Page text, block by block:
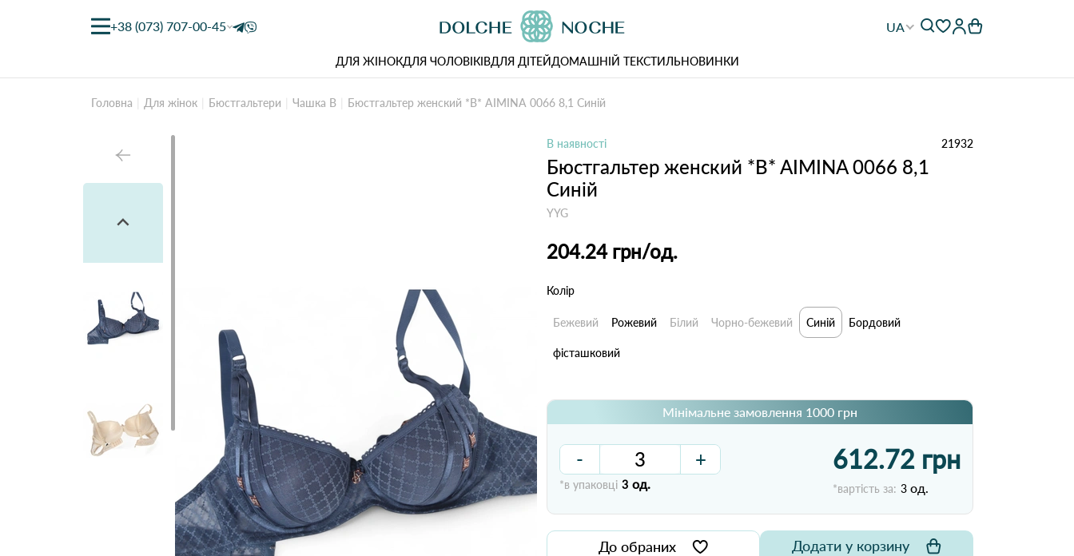
+38 (073) 707-00-45 UA
ДЛЯ ЖІНОКДЛЯ ЧОЛОВІКІВДЛЯ ДІТЕЙДОМАШНІЙ ТЕКСТИЛЬНОВИНКИ
Головна Для жінок Бюстгальтери Чашка B Бюстгальтер женский *B* AIMINA 0066 8,1 Синій
В наявності 21932
Бюстгальтер женский *B* AIMINA 0066 8,1
Синій
YYG
204.24 грн/од.
Колір
Бежевий Рожевий Білий Чорно-бежевий Синій Бордовий
фісташковий
Мінімальне замовлення 1000 грн
- +
*в упаковці 3 од.
612.72 грн
*вартість за: 3 од.
До обраних Додати у корзину